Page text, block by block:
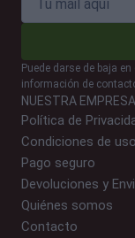
Puede darse de baja
información de
NUESTRA EMPRESA
Política de
Condiciones de uso
Pago seguro
Devoluciones y
Quiénes somos
Contacto